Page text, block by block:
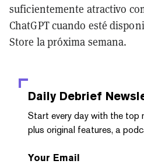
suficientemente atractivo
ChatGPT cuando esté
Store la próxima semana.
Daily Debrief
Start every day with the top
plus original features, a
Your Email